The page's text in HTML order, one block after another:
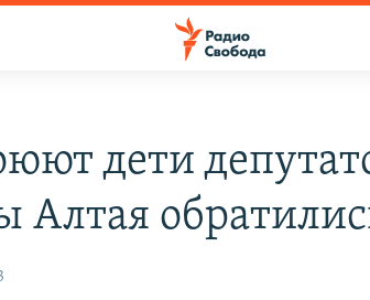
дети
Алтая